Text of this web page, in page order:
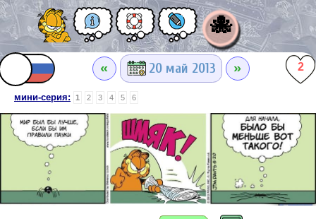
🐙
« 20 май 2013 » 2
мини-серия: 1 2 3 4 5 6